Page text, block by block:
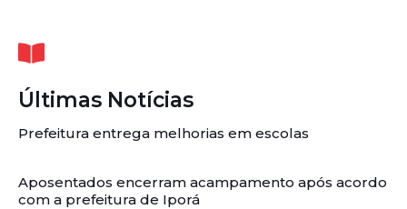
Últimas Notícias
Prefeitura entrega melhorias em escolas
Aposentados encerram acampamento após acordo
com a prefeitura de Iporá